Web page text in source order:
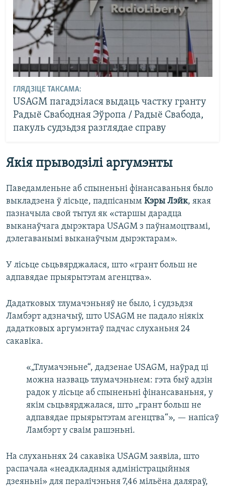
ГЛЯДЗІЦЕ ТАКСАМА:
USAGM пагадзілася выдаць частку гранту
Радыё Свабодная Эўропа / Радыё Свабода,
пакуль судзьдзя разглядае справу
Якія прыводзілі аргумэнты
Паведамленьне аб спыненьні фінансаваньня было
выкладзена ў лісьце, падпісаным Кэры Лэйк, якая
пазначыла свой тытул як «старшы дарадца
выканаўчага дырэктара USAGM з паўнамоцтвамі,
дэлегаванымі выканаўчым дырэктарам».
У лісьце сьцьвярджалася, што «грант больш не
адпавядае прыярытэтам агенцтва».
Дадатковых тлумачэньняў не было, і судзьдзя
Ламбэрт адзначыў, што USAGM не падало ніякіх
дадатковых аргумэнтаў падчас слуханьня 24
сакавіка.
«„Тлумачэньне“, дадзенае USAGM, наўрад ці
можна назваць тлумачэньнем: гэта быў адзін
радок у лісьце аб спыненьні фінансаваньня, у
якім сьцьвярджалася, што „грант больш не
адпавядае прыярытэтам агенцтва“», — напісаў
Ламбэрт у сваім рашэньні.
На слуханьнях 24 сакавіка USAGM заявіла, што
распачала «неадкладныя адміністрацыйныя
дзеяньні» для пералічэньня 7,46 мільёна даляраў,